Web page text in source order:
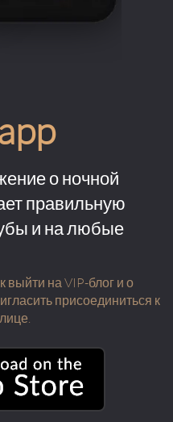
о ночной
правильную
и на любые
выйти на VIP-блог и о
присоединиться к